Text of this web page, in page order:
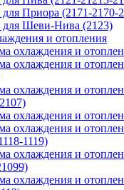
Приора (2171-2170-
для Шеви-Нива (2123)
и отопления
охлаждения и
охлаждения и
охлаждения и
охлаждения и
охлаждения и
1119)
охлаждения и
охлаждения и